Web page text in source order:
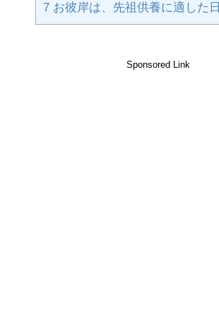
7 お彼岸は、先祖供養に適した日
Sponsored Link